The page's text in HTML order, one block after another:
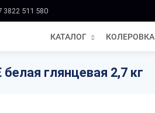
3822 511 580
КАТАЛОГ КОЛЕРОВКА
глянцевая 2,7 кг